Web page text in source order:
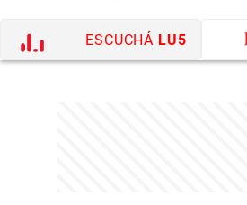
ESCUCHÁ LU5